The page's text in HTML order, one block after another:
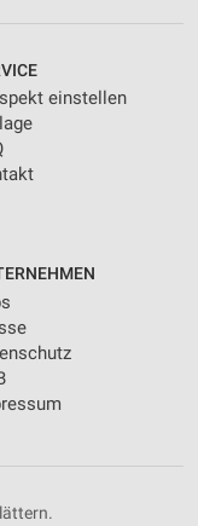
einstellen